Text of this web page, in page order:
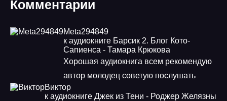
Комментарии
Meta294849
к аудиокниге Барсик 2. Блог Кото-
Сапиенса - Тамара Крюкова
Хорошая аудиокнига всем рекомендую
автор молодец советую послушать
Виктор
к аудиокниге Джек из Тени - Роджер Желязны